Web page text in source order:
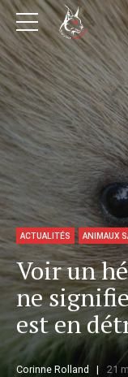
ACTUALITÉS ANIMAUX
Voir un
ne
est en
Corinne Rolland 21